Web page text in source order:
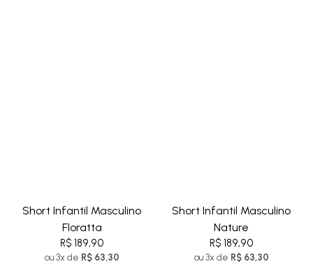
Short Infantil Masculino
Floratta
R$ 189,90
ou 3x de R$ 63,30
Short Infantil Masculino
Nature
R$ 189,90
ou 3x de R$ 63,30